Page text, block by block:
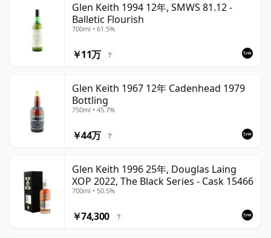
Glen Keith 1994 12年, SMWS 81.12 -
Balletic Flourish
700ml • 61.5%
￥11万 ?
Glen Keith 1967 12年 Cadenhead 1979
Bottling
750ml • 45.7%
￥44万 ?
Glen Keith 1996 25年, Douglas Laing
XOP 2022, The Black Series - Cask 15466
700ml • 50.5%
￥74,300 ?